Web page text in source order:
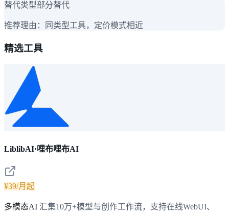
替代类型部分替代
推荐理由： 同类型工具，定价模式相近
精选工具
LiblibAI·哩布哩布AI
¥39/月起
多模态AI 汇集10万+模型与创作工作流，支持在线WebUI、